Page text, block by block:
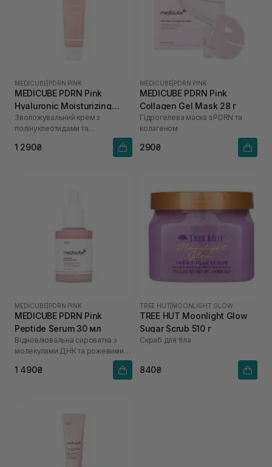
MEDICUBE PDRN PINK
MEDICUBE PDRN Pink
Hyaluronic Moisturizing
Cream 50 мл
Зволожувальний крем з
полінуклеотидами та
1 290₴
MEDICUBE PDRN PINK
MEDICUBE PDRN Pink
Collagen Gel Mask 28 г
Гідрогелева маска з PDRN та
колагеном
290₴
MEDICUBE PDRN PINK
MEDICUBE PDRN Pink
Peptide Serum 30 мл
Відновлювальна сироватка з
молекулами ДНК та рожевими
1 490₴
TREE HUT MOONLIGHT GLOW
TREE HUT Moonlight Glow
Sugar Scrub 510 г
Скраб для тіла
840₴